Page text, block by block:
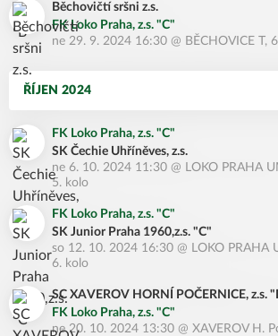
Běchovičtí sršni z.s.
FK Loko Praha, z.s. "C"
ne 29. 9. 2024 16:30 @ BĚCHOVICE T ,
ŘÍJEN 2024
FK Loko Praha, z.s. "C"
SK Čechie Uhříněves, z.s.
ne 6. 10. 2024 11:30 @ LOKO PRAHA
5. kolo
FK Loko Praha, z.s. "C"
SK Junior Praha 1960,z.s. "C"
so 12. 10. 2024 16:30 @ LOKO PRAHA
6. kolo
SC
FK Loko Praha, z.s. "C"
ne 20. 10. 2024 13:30 @ XAVEROV H.